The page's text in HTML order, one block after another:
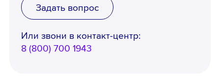
Задать вопрос
Или звони в контакт-центр:
8 (800) 700 1943